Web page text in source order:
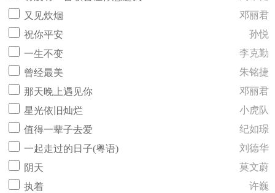
又见炊烟
邓丽君
祝你平安
孙悦
一生不变
李克勤
曾经最美
朱铭捷
那天晚上遇见你
邓丽君
星光依旧灿烂
小虎队
值得一辈子去爱
纪如璟
一起走过的日子(粤语)
刘德华
阴天
莫文蔚
执着
许巍